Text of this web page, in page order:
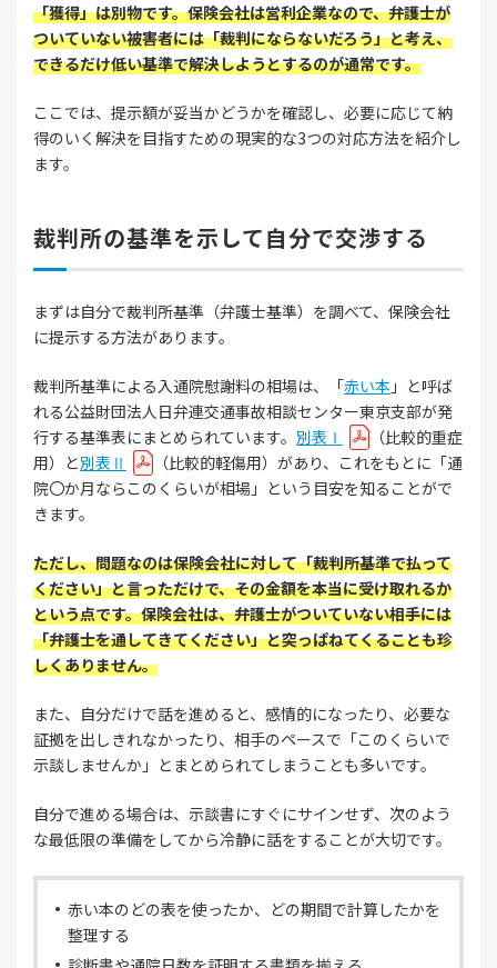
「獲得」は別物です。保険会社は営利企業なので、弁護士が
ついていない被害者には「裁判にならないだろう」と考え、
できるだけ低い基準で解決しようとするのが通常です。
ここでは、提示額が妥当かどうかを確認し、必要に応じて納
得のいく解決を目指すための現実的な3つの対応方法を紹介し
ます。
裁判所の基準を示して自分で交渉する
まずは自分で裁判所基準（弁護士基準）を調べて、保険会社
に提示する方法があります。
裁判所基準による入通院慰謝料の相場は、「赤い本 」と呼ば
れる公益財団法人日弁連交通事故相談センター東京支部が発
行する基準表にまとめられています。 別表Ⅰ
（比較的重症
用）と別表Ⅱ
（比較的軽傷用）があり、これをもとに「通
院〇か月ならこのくらいが相場」という目安を知ることがで
きます。
ただし、問題なのは保険会社に対して「裁判所基準で払って
ください」と言っただけで、その金額を本当に受け取れるか
という点です。保険会社は、弁護士がついていない相手には
「弁護士を通してきてください」と突っぱねてくることも珍
しくありません。
また、自分だけで話を進めると、感情的になったり、必要な
証拠を出しきれなかったり、相手のペースで「このくらいで
示談しませんか」とまとめられてしまうことも多いです。
自分で進める場合は、示談書にすぐにサインせず、次のよう
な最低限の準備をしてから冷静に話をすることが大切です。
赤い本のどの表を使ったか、どの期間で計算したかを
整理する